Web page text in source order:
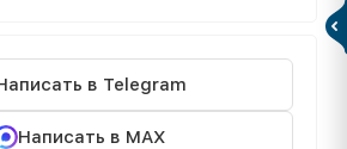
в Telegram
Написать в MAX